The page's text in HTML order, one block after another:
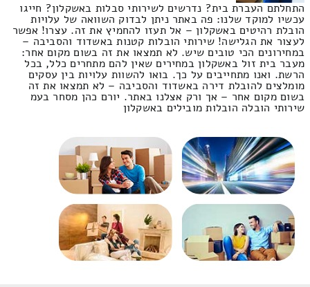
התחלתם העברת בית? נדרשים לשירותי סבלות באשקלון? חייגו
עכשיו למוקד שלנו: פה באתר ניתן לבדוק השוואה של עלויות
הובלת רהיטים באשקלון – אל תעזו להחמיץ את זה. עצרו! אפשר
לעצור את הגלישה! שירותי הובלות קטנות באשדוד והסביבה –
במחירונים הכי טובים שיש. לא תמצאו את זה בשום מקום אחר:
מעבר בית זול באשקלון במחירים שאין להם מתחרים כלל, בכל
הרשת. ואנו מתחייבים על כך. בואו להשוות עלויות בין עסקים
מומלצים להובלת דירה באשדוד והסביבה – לא תמצאו את זה
בשום מקום אחר – אך ורק אצלנו באתר. יורם כהן מסחר בעמ
שירותי הובלה הובלות מובילים באשקלון